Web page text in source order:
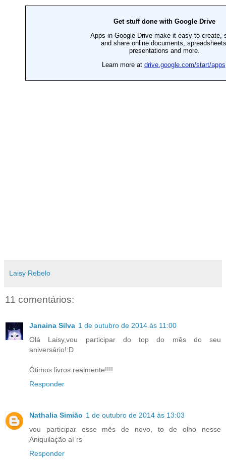
Laisy Rebelo
11 comentários:
Janaina Silva 1 de outubro de 2014 às 11:00
Olá Laisy,vou participar do top do mês do seu
aniversário!:D
Ótimos livros realmente!!!!
Responder
Nathalia Simião 1 de outubro de 2014 às 13:03
vou participar esse mês de novo, to de olho nesse
Aniquilação aí rs
Responder